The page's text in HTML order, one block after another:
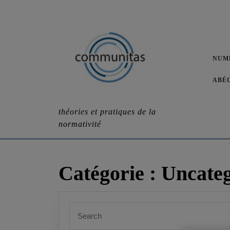
théories et pratiques de la
normativité
Catégorie :
for: